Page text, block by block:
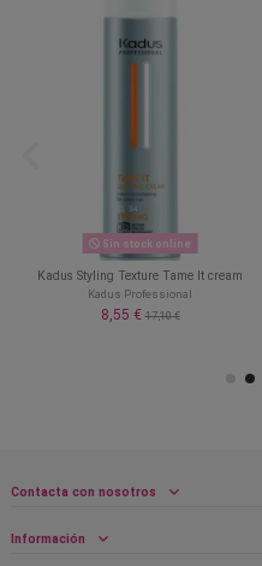
Sin stock online
Kadus Styling Texture Tame It cream
Kadus Professional
8,55 €17,10 €
Contacta con nosotros
Información